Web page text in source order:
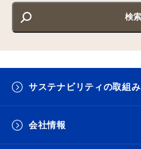
サステナビリティの取組み
会社情報